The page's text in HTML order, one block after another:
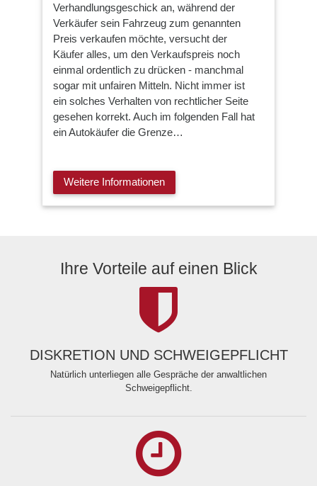
Verhandlungsgeschick an, während der
Verkäufer sein Fahrzeug zum genannten
Preis verkaufen möchte, versucht der
Käufer alles, um den Verkaufspreis noch
einmal ordentlich zu drücken - manchmal
sogar mit unfairen Mitteln. Nicht immer ist
ein solches Verhalten von rechtlicher Seite
gesehen korrekt. Auch im folgenden Fall hat
ein Autokäufer die Grenze…
Weitere Informationen
Ihre Vorteile auf einen Blick
DISKRETION UND SCHWEIGEPFLICHT
Natürlich unterliegen alle Gespräche der anwaltlichen
Schweigepflicht.